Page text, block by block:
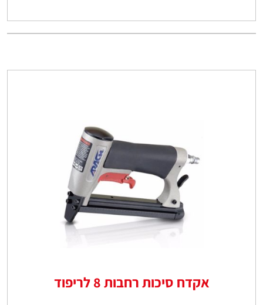
אקדח סיכות רחבות 8 לריפוד